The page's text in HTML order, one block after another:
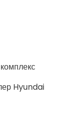
Hyundai